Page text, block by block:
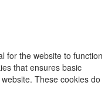
for the website to function
that ensures basic
These cookies do